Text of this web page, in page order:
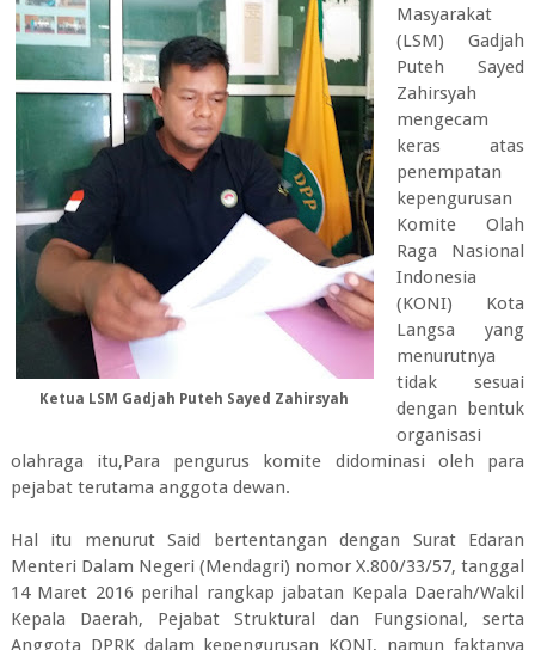
Ketua LSM Gadjah Puteh Sayed Zahirsyah
Masyarakat
(LSM) Gadjah
Puteh Sayed
Zahirsyah
mengecam
keras atas
penempatan
kepengurusan
Komite Olah
Raga Nasional
Indonesia
(KONI) Kota
Langsa yang
menurutnya
tidak sesuai
dengan bentuk
organisasi
olahraga itu,Para pengurus komite didominasi oleh para
pejabat terutama anggota dewan.
Hal itu menurut Said bertentangan dengan Surat Edaran
Menteri Dalam Negeri (Mendagri) nomor X.800/33/57, tanggal
14 Maret 2016 perihal rangkap jabatan Kepala Daerah/Wakil
Kepala Daerah, Pejabat Struktural dan Fungsional, serta
Anggota DPRK dalam kepengurusan KONI, namun faktanya